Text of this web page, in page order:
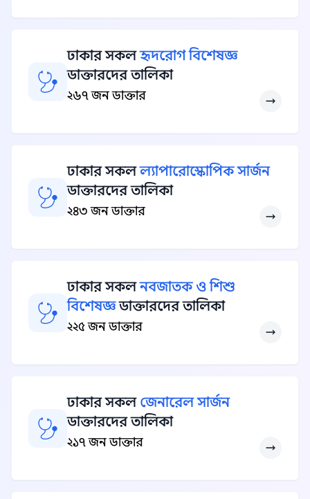
ঢাকার সকলহৃদরোগ বিশেষজ্ঞ
ডাক্তারদের তালিকা
২৬৭ জন ডাক্তার
ঢাকার সকলল্যাপারোস্কোপিক সার্জন
ডাক্তারদের তালিকা
২৪৩ জন ডাক্তার
ঢাকার সকলনবজাতক ও শিশু
বিশেষজ্ঞডাক্তারদের তালিকা
২২৫ জন ডাক্তার
ঢাকার সকল জেনারেল সার্জন
ডাক্তারদের তালিকা
২১৭ জন ডাক্তার